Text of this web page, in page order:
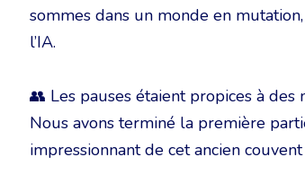
sommes dans un monde en
l’IA.
👥 Les pauses étaient propices à des
Nous avons terminé la première
impressionnant de cet ancien